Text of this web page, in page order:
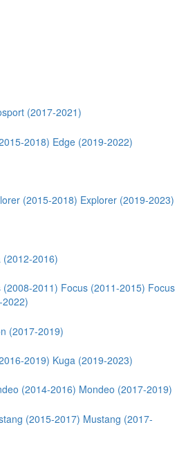
(2017-2021)
2018) Edge (2019-2022)
(2015-2018) Explorer (2019-2023)
(2012-2016)
(2008-2011) Focus (2011-2015) Focus
(2017-2019)
2019) Kuga (2019-2023)
(2014-2016) Mondeo (2017-2019)
(2015-2017) Mustang (2017-